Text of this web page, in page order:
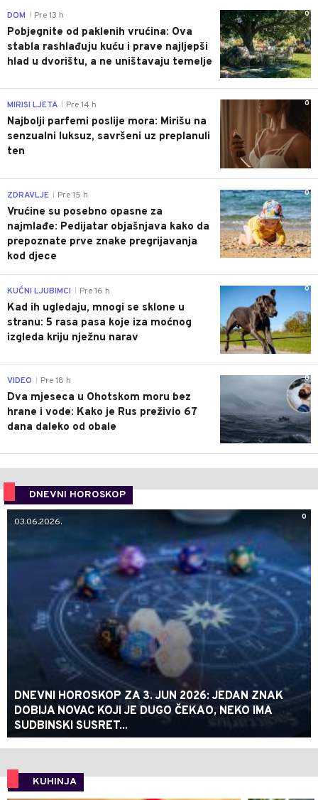
0
DOM Pre 13 h
Pobjegnite od paklenih vrućina: Ova
stabla rashlađuju kuću i prave najljepši
hlad u dvorištu, a ne uništavaju temelje
0
MIRISI LJETA Pre 14 h
Najbolji parfemi poslije mora: Mirišu na
senzualni luksuz, savršeni uz preplanuli
ten
0
ZDRAVLJE Pre 15 h
Vrućine su posebno opasne za
najmlađe: Pedijatar objašnjava kako da
prepoznate prve znake pregrijavanja
kod djece
0
KUĆNI LJUBIMCI Pre 16 h
Kad ih ugledaju, mnogi se sklone u
stranu: 5 rasa pasa koje iza moćnog
izgleda kriju nježnu narav
0
VIDEO Pre 18 h
Dva mjeseca u Ohotskom moru bez
hrane i vode: Kako je Rus preživio 67
dana daleko od obale
DNEVNI HOROSKOP
0
03.06.2026.
DNEVNI HOROSKOP ZA 3. JUN 2026: JEDAN ZNAK
DOBIJA NOVAC KOJI JE DUGO ČEKAO, NEKO IMA
SUDBINSKI SUSRET...
KUHINJA